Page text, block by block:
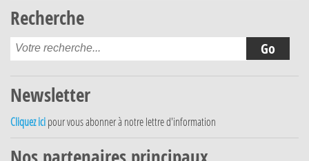
Recherche
Newsletter
Cliquez ici pour vous abonner à notre lettre d'information